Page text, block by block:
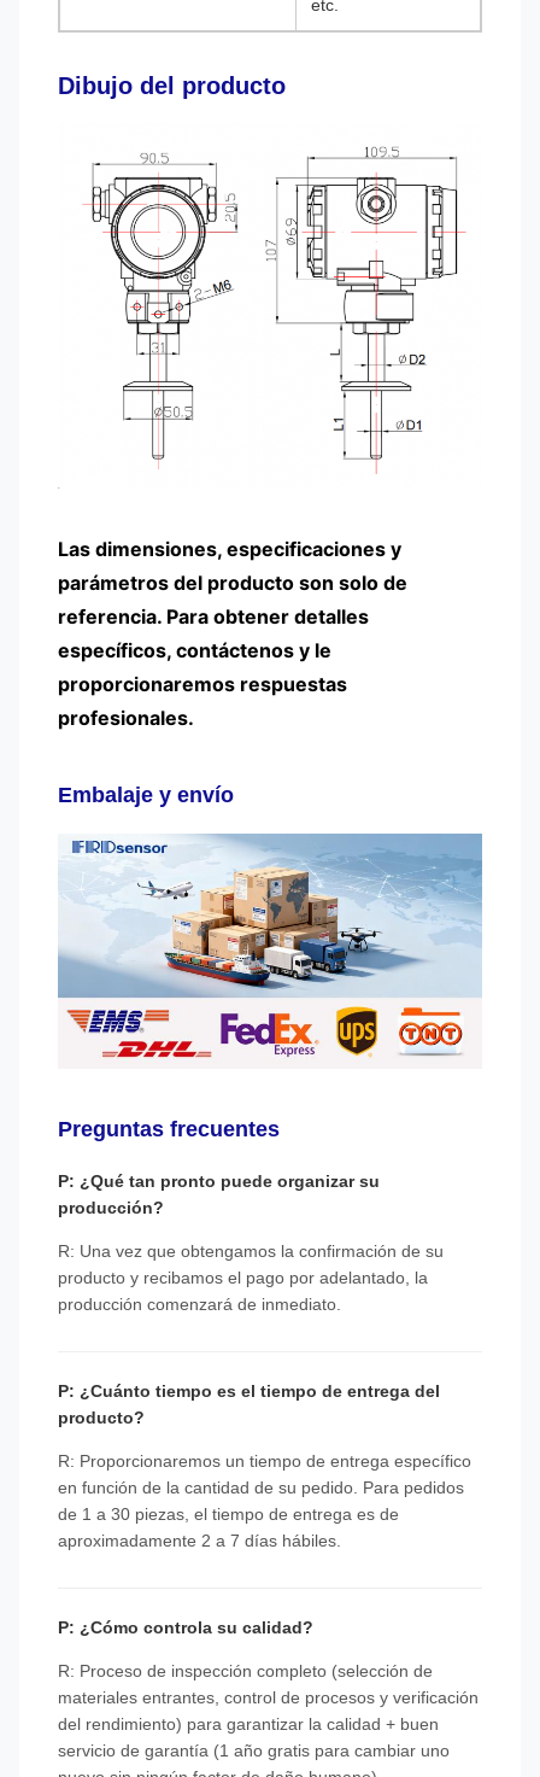
etc.
Dibujo del producto
Las dimensiones, especificaciones y
parámetros del producto son solo de
referencia. Para obtener detalles
específicos, contáctenos y le
proporcionaremos respuestas
profesionales.
Embalaje y envío
Preguntas frecuentes
P: ¿Qué tan pronto puede organizar su
producción?
R: Una vez que obtengamos la confirmación de su
producto y recibamos el pago por adelantado, la
producción comenzará de inmediato.
P: ¿Cuánto tiempo es el tiempo de entrega del
producto?
R: Proporcionaremos un tiempo de entrega específico
en función de la cantidad de su pedido. Para pedidos
de 1 a 30 piezas, el tiempo de entrega es de
aproximadamente 2 a 7 días hábiles.
P: ¿Cómo controla su calidad?
R: Proceso de inspección completo (selección de
materiales entrantes, control de procesos y verificación
del rendimiento) para garantizar la calidad + buen
servicio de garantía (1 año gratis para cambiar uno